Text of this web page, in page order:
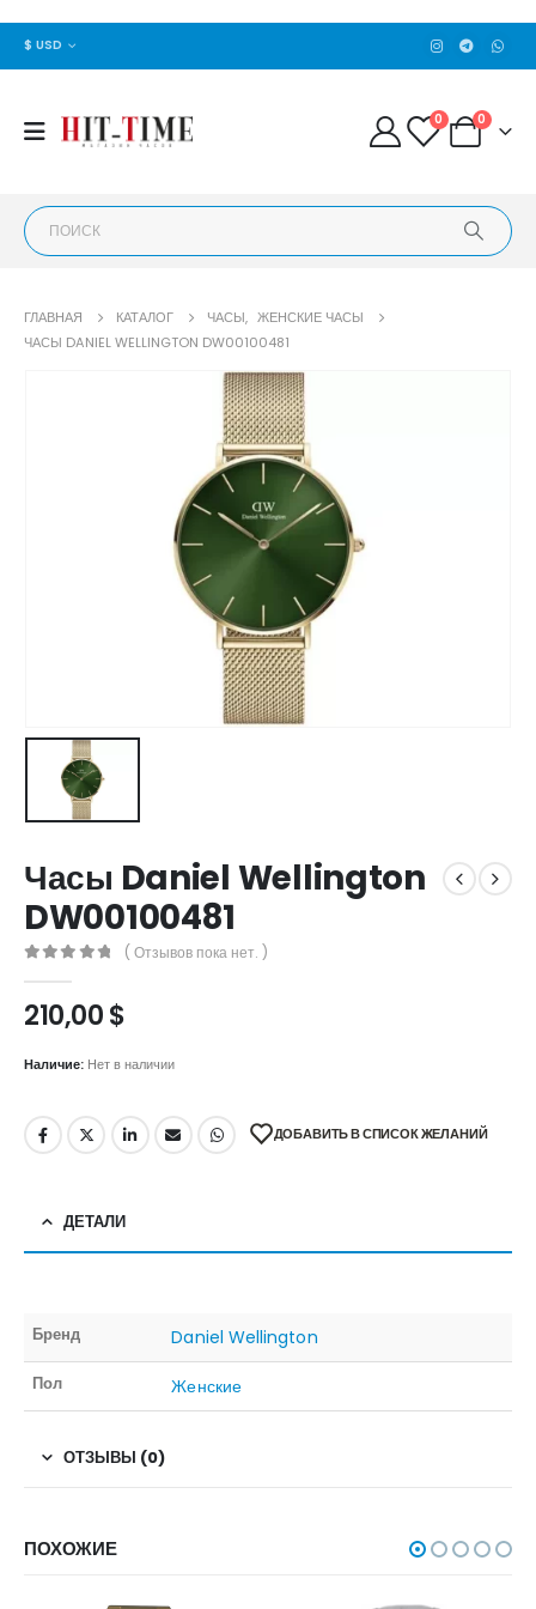
$ USD
0 0
ГЛАВНАЯ КАТАЛОГ ЧАСЫ, ЖЕНСКИЕ ЧАСЫ
ЧАСЫ DANIEL WELLINGTON DW00100481
Часы Daniel Wellington
DW00100481
( Отзывов пока нет. )
210,00$
Наличие: Нет в наличии
ДОБАВИТЬ В СПИСОК ЖЕЛАНИЙ
ДЕТАЛИ
Бренд Daniel Wellington
Пол Женские
ОТЗЫВЫ (0)
ПОХОЖИЕ